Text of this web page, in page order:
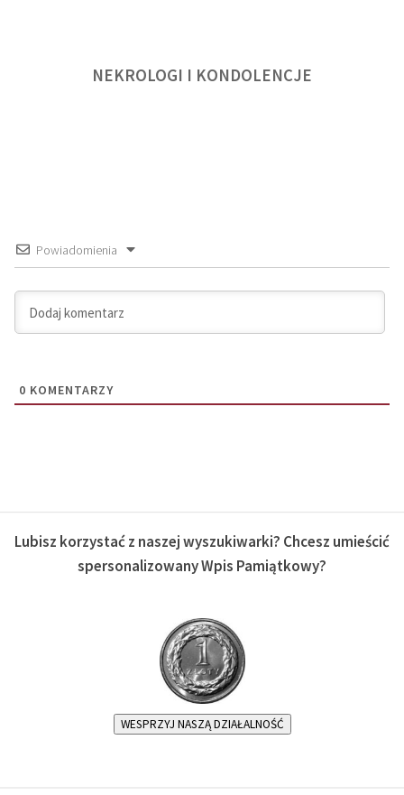
NEKROLOGI I KONDOLENCJE
Powiadomienia
0 KOMENTARZY
Lubisz korzystać z naszej wyszukiwarki? Chcesz umieścić
spersonalizowany Wpis Pamiątkowy?
WESPRZYJ NASZĄ DZIAŁALNOŚĆ